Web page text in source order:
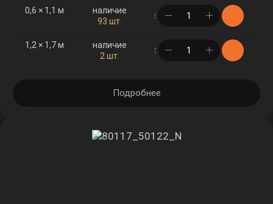
0,6 × 1,1 м
наличие
93 шт.
в корзине
1,2 × 1,7 м
наличие
2 шт.
в корзине
Подробнее